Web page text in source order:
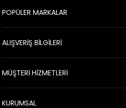
POPÜLER MARKALAR
ALIŞVERİŞ BİLGİLERİ
MÜŞTERİ HİZMETLERİ
KURUMSAL